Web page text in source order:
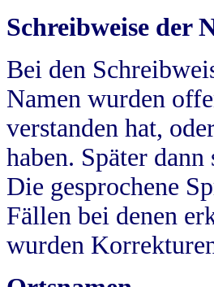
Schreibweise der
Bei den
Namen wurden
verstanden hat,
haben. Später
Die gesprochene
Fällen bei denen
wurden